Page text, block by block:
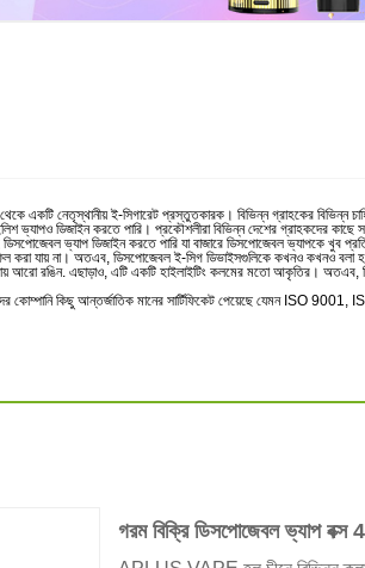
নেতৃস্থানীয় ই-সিগারেট প্রস্তুতকারক। বিভিন্ন গ্রাহকের বিভিন্ন
ভ্যাপও ডিজাইন করতে পারি। প্রকৌশলীরা বিভিন্ন দেশের গ্রাহকদের কাছে
ডিসপোজেবল ভ্যাপ ডিজাইন করতে পারি যা বাজারে ডিসপোজেবল ভ্যাপকে খুব
করা যায় না। অতএব, ডিসপোজেবল ই-সিগ ডিভাইসগুলিকে কখনও কখনও বলা
আরো রঙিন. এছাড়াও, এটি একটি হাইলাইটিং কলমের মতো আকৃতির।
কিছু আন্তর্জাতিক মানের সার্টিফিকেট পেয়েছে যেমন ISO
গরম বিক্রি ডিসপোজেবল ভ্যাপ